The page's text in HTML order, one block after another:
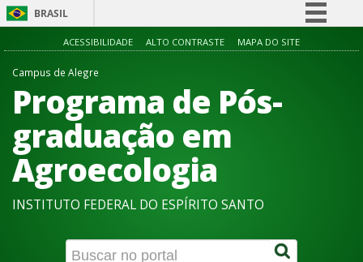
BRASIL
Simplifique!
Participe
Acesso à informação
ACESSIBILIDADE ALTO CONTRASTE MAPA DO SITE
Campus de Alegre
Programa de Pós-
graduação em
Agroecologia
INSTITUTO FEDERAL DO ESPÍRITO SANTO